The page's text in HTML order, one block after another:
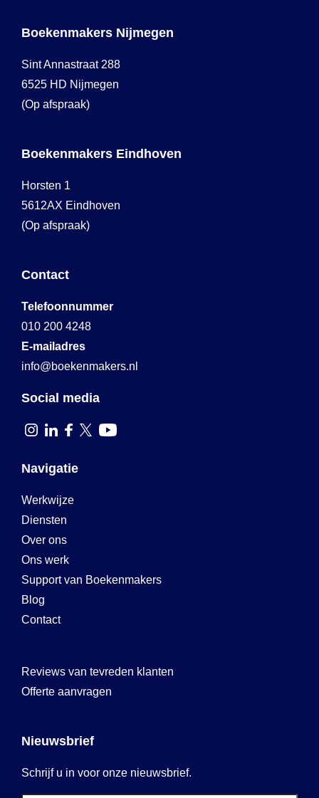
Boekenmakers Nijmegen
Sint Annastraat 288
6525 HD Nijmegen
(Op afspraak)
Boekenmakers Eindhoven
Horsten 1
5612AX Eindhoven
(Op afspraak)
Contact
Telefoonnummer
010 200 4248
E-mailadres
info@boekenmakers.nl
Social media
Navigatie
Werkwijze
Diensten
Over ons
Ons werk
Support van Boekenmakers
Blog
Contact
Reviews van tevreden klanten
Offerte aanvragen
Nieuwsbrief
Schrijf u in voor onze nieuwsbrief.